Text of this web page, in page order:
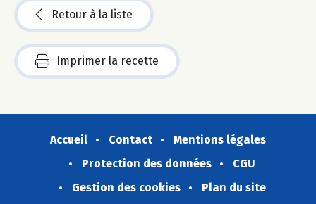
Retour à la liste
Imprimer la recette
Accueil Contact
Mentions légales
Protection des données
CGU
Gestion des cookies
Plan du site